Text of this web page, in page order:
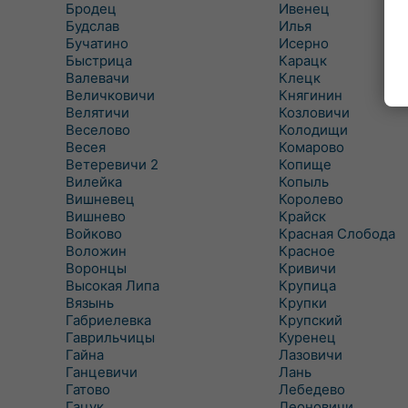
Бродец
Будслав
Бучатино
Быстрица
Валевачи
Величковичи
Велятичи
Веселово
Весея
Ветеревичи 2
Вилейка
Вишневец
Вишнево
Войково
Воложин
Воронцы
Высокая Липа
Вязынь
Габриелевка
Гаврильчицы
Гайна
Ганцевичи
Гатово
Ивенец
Илья
Исерно
Карацк
Клецк
Княгинин
Козловичи
Колодищи
Комарово
Копище
Копыль
Королево
Крайск
Красная Слобода
Красное
Кривичи
Крупица
Крупки
Крупский
Куренец
Лазовичи
Лань
Лебедево